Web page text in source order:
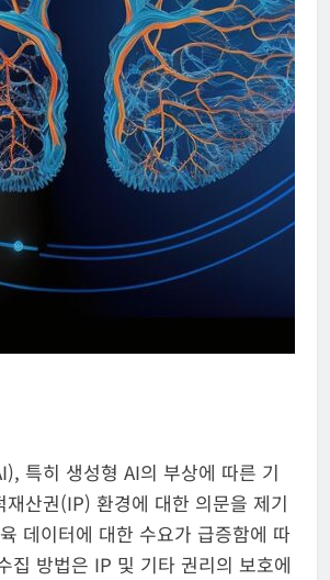
특히 생성형 AI의 부상에 따른 기
재산권(IP) 환경에 대한 의문을 제기
데이터에 대한 수요가 급증함에 따
집 방법은 IP 및 기타 권리의 보호에